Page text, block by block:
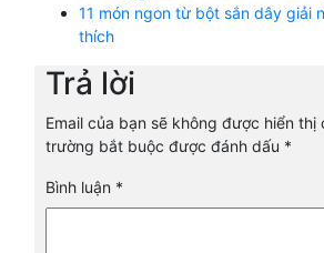
11 món ngon từ bột sắn dây giải
thích
Trả lời
Email của bạn sẽ không được hiển thị
trường bắt buộc được đánh dấu *
Bình luận *